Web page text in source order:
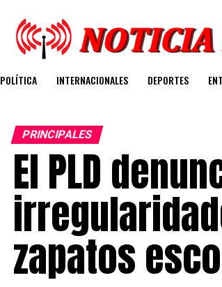
POLÍTICA INTERNACIONALES DEPORTES
PRINCIPALES
El PLD
zapatos